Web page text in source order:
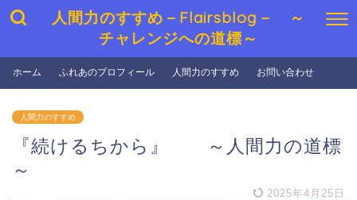
人間力のすすめ－Flairsblog－ ～
チャレンジへの道標～
ホーム ふれあのプロフィール 人間力のすすめ お問い合わせ
人間力のすすめ
『続けるちから』 ～人間力の道標
～
2025年4月25日